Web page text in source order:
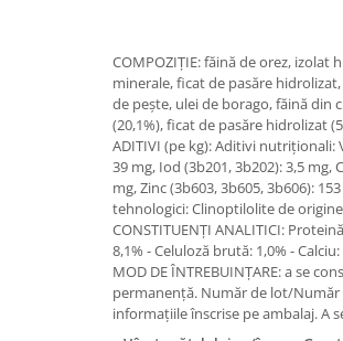
COMPOZIŢIE: făină de orez,
minerale, ficat de pasăre
de peşte, ulei de borago, făină din
(20,1%), ficat de pasăre hidrolizat
ADITIVI (pe kg): Aditivi nutriţionali:
39 mg, Iod (3b201, 3b202): 3,5 mg,
mg, Zinc (3b603, 3b605, 3b606):
tehnologici: Clinoptilolite de
CONSTITUENŢI ANALITICI:
8,1% - Celuloză brută: 1,0% -
MOD DE ÎNTREBUINŢARE: a se
permanenţă. Număr de lot/
informaţiile înscrise pe ambalaj. A